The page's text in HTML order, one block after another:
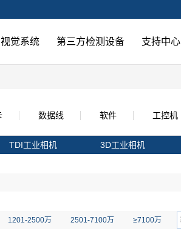
觉系统 第三方检测设备 支持中心
数据线 软件 工控机
TDI工业相机 3D工业相机
1201-2500万 2501-7100万 ≥7100万